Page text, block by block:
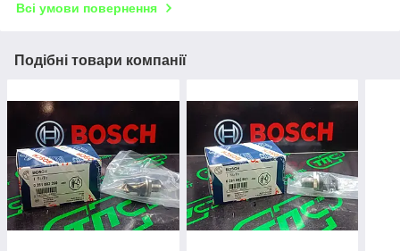
Всі умови повернення
Подібні товари компанії